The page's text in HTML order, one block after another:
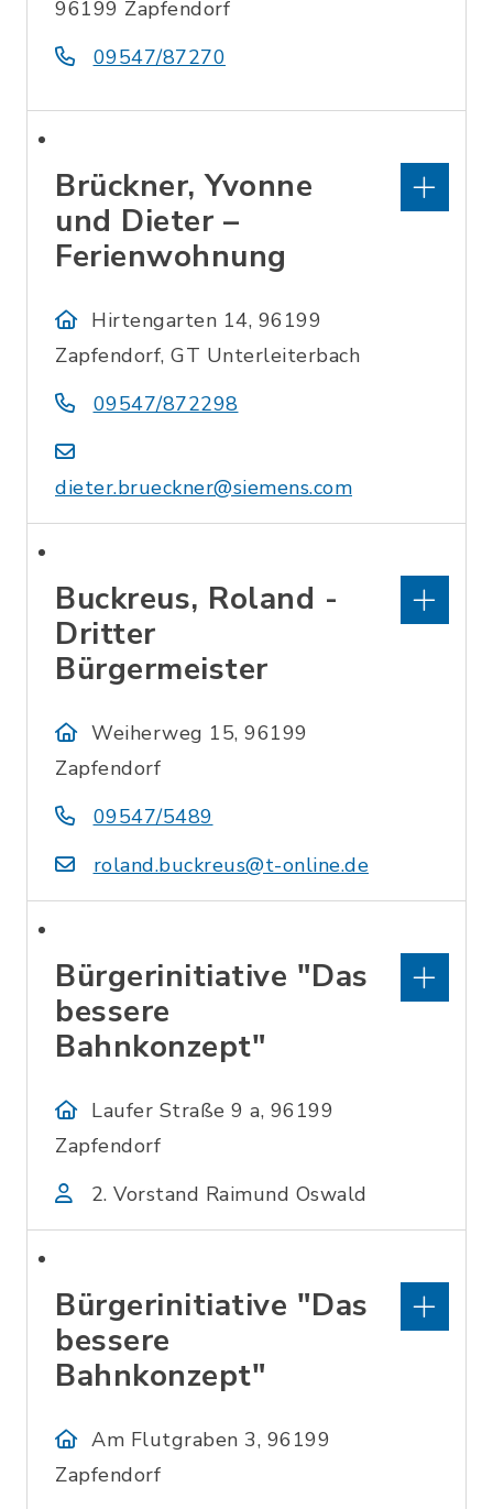
96199 Zapfendorf
09547/87270
Brückner, Yvonne
und Dieter –
Ferienwohnung
Hirtengarten 14, 96199
Zapfendorf, GT Unterleiterbach
09547/872298
dieter.brueckner@siemens.com
Buckreus, Roland -
Dritter
Bürgermeister
Weiherweg 15, 96199
Zapfendorf
09547/5489
roland.buckreus@t-online.de
Bürgerinitiative "Das
bessere
Bahnkonzept"
Laufer Straße 9 a, 96199
Zapfendorf
2. Vorstand Raimund Oswald
Bürgerinitiative "Das
bessere
Bahnkonzept"
Am Flutgraben 3, 96199
Zapfendorf